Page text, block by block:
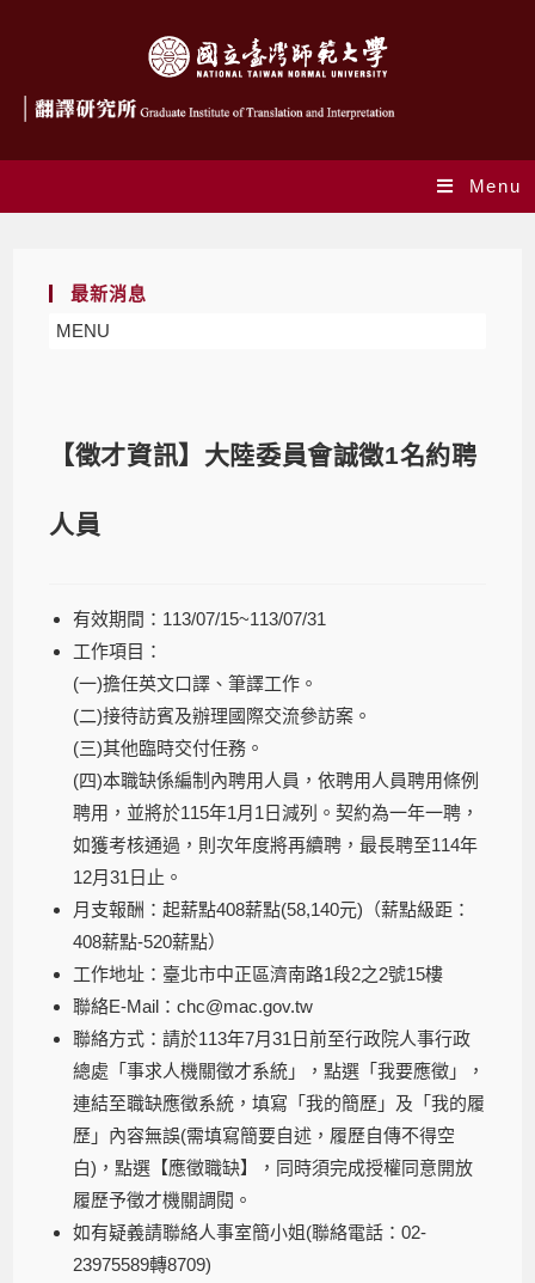
Menu
最新消息
MENU
【徵才資訊】大陸委員會誠徵1名約聘
人員
有效期間：113/07/15~113/07/31
工作項目：
(一)擔任英文口譯、筆譯工作。
(二)接待訪賓及辦理國際交流參訪案。
(三)其他臨時交付任務。
(四)本職缺係編制內聘用人員，依聘用人員聘用條例
聘用，並將於115年1月1日減列。契約為一年一聘，
如獲考核通過，則次年度將再續聘，最長聘至114年
12月31日止。
月支報酬：起薪點408薪點(58,140元)（薪點級距：
408薪點-520薪點）
工作地址：臺北市中正區濟南路1段2之2號15樓
聯絡E-Mail：chc@mac.gov.tw
聯絡方式：請於113年7月31日前至行政院人事行政
總處「事求人機關徵才系統」，點選「我要應徵」，
連結至職缺應徵系統，填寫「我的簡歷」及「我的履
歷」內容無誤(需填寫簡要自述，履歷自傳不得空
白)，點選【應徵職缺】，同時須完成授權同意開放
履歷予徵才機關調閱。
如有疑義請聯絡人事室簡小姐(聯絡電話：02-
23975589轉8709)